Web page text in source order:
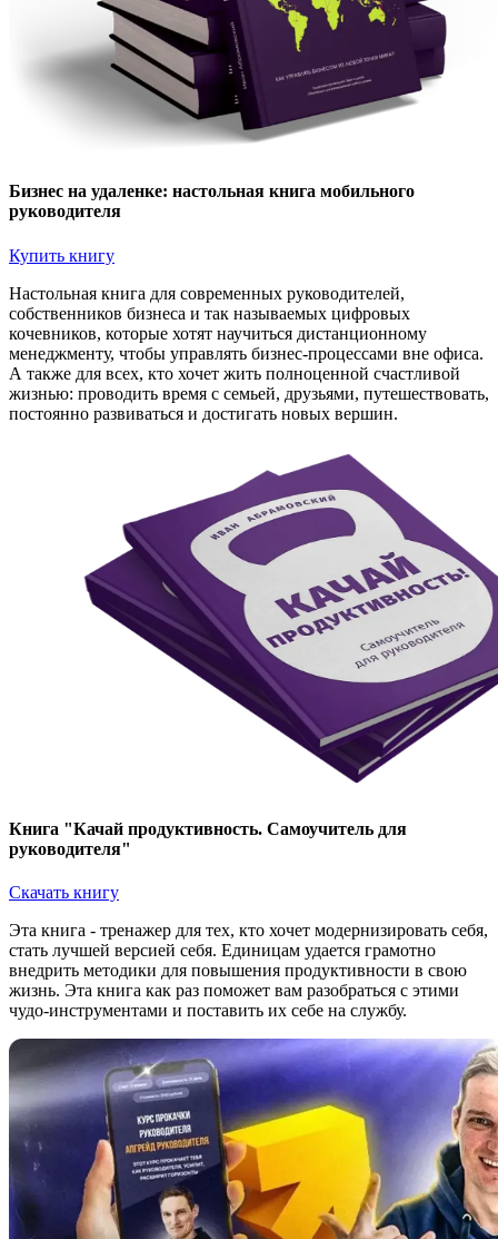
Бизнес на удаленке: настольная книга мобильного
руководителя
Купить книгу
Настольная книга для современных руководителей,
собственников бизнеса и так называемых цифровых
кочевников, которые хотят научиться дистанционному
менеджменту, чтобы управлять бизнес-процессами вне офиса.
А также для всех, кто хочет жить полноценной счастливой
жизнью: проводить время с семьей, друзьями, путешествовать,
постоянно развиваться и достигать новых вершин.
Книга "Качай продуктивность. Самоучитель для
руководителя"
Скачать книгу
Эта книга - тренажер для тех, кто хочет модернизировать себя,
стать лучшей версией себя. Единицам удается грамотно
внедрить методики для повышения продуктивности в свою
жизнь. Эта книга как раз поможет вам разобраться с этими
чудо-инструментами и поставить их себе на службу.